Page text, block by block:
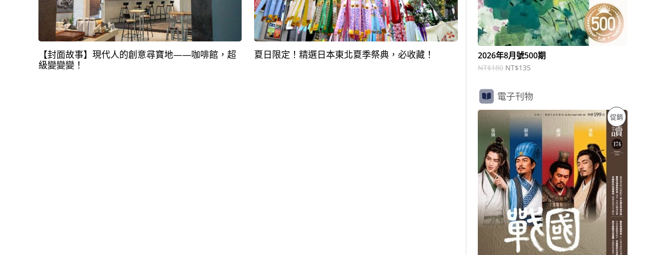
【封面故事】現代人的創意尋寶地——咖啡館，超
級變變變！
夏日限定！精選日本東北夏季祭典，必收藏！ 2026年8月號500期
NT$180 NT$135
電子刊物
促銷 特
商
原
始
價
格
：
N
T
$
1
9
9
。
目
前
價
格
：
N
T
$
1
3
9
。